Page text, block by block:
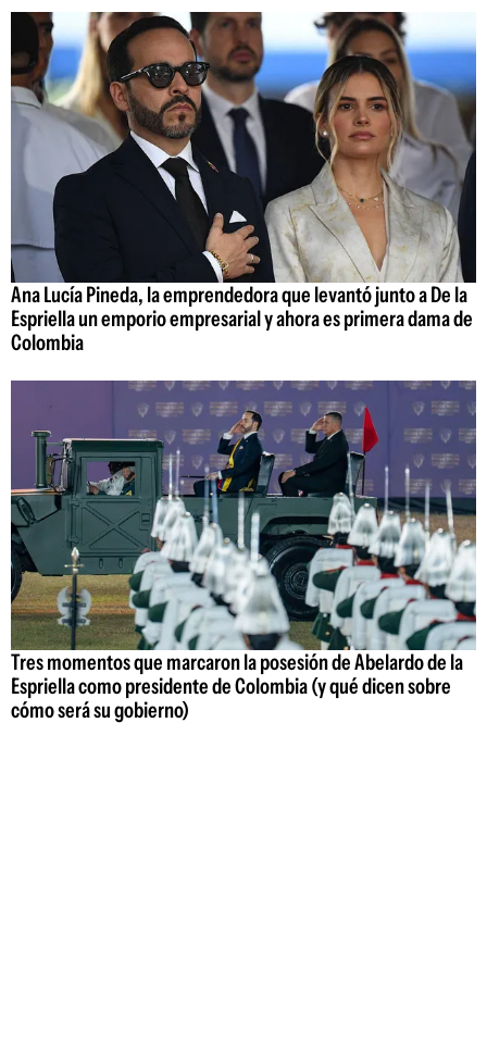
Ana Lucía Pineda, la emprendedora que levantó junto a De la
Espriella un emporio empresarial y ahora es primera dama de
Colombia
Tres momentos que marcaron la posesión de Abelardo de la
Espriella como presidente de Colombia (y qué dicen sobre
cómo será su gobierno)